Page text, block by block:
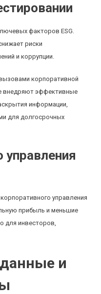
факторов ESG.
риски
и коррупции.
корпоративной
внедряют эффективные
информации,
для долгосрочных
управления
управления
прибыль и меньшие
для инвесторов,
и